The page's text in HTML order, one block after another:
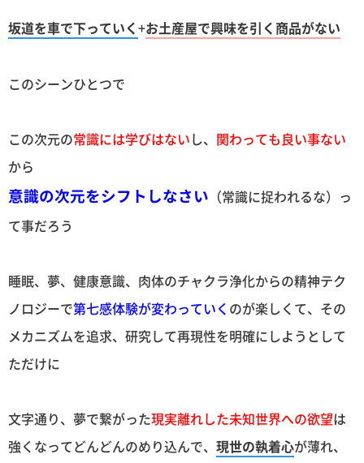
坂道を車で下っていく+お土産屋で興味を引く商品がない
このシーンひとつで
この次元の常識には学びはないし、 関わっても良い事ない
から
意識の次元をシフトしなさい （常識に捉われるな）っ
て事だろう
睡眠、夢、健康意識、肉体のチャクラ浄化からの精神テク
ノロジーで第七感体験が変わっていく のが楽しくて、その
メカニズムを追求、研究して再現性を明確にしようとして
ただけに
文字通り、夢で繋がった現実離れした未知世界への欲望は
強くなってどんどんのめり込んで、 現世の執着心が薄れ、